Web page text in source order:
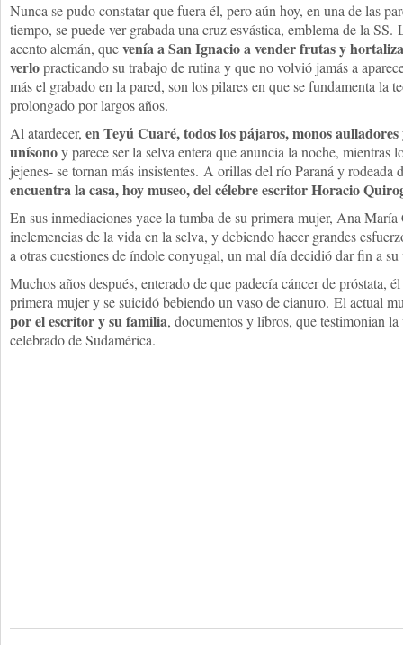
Nunca se pudo constatar que fuera él, pero aún hoy, en una de las
tiempo, se puede ver grabada una cruz esvástica, emblema de la
acento alemán, quevenía a San Ignacio a vender frutas y
verlopracticando su trabajo de rutina y que no volvió jamás a
más el grabado en la pared, son los pilares en que se fundamenta la
prolongado por largos años.
Al atardecer, en Teyú Cuaré, todos los pájaros, monos
unísonoy parece ser la selva entera que anuncia la noche, mientras
jejenes- se tornan más insistentes. A orillas del río Paraná y rodeada
encuentra la casa, hoy museo, del célebre escritor Horacio
En sus inmediaciones yace la tumba de su primera mujer, Ana
inclemencias de la vida en la selva, y debiendo hacer grandes
a otras cuestiones de índole conyugal, un mal día decidió dar fin a
Muchos años después, enterado de que padecía cáncer de próstata,
primera mujer y se suicidó bebiendo un vaso de cianuro. El actual
por el escritor y su familia, documentos y libros, que testimonian
celebrado de Sudamérica.